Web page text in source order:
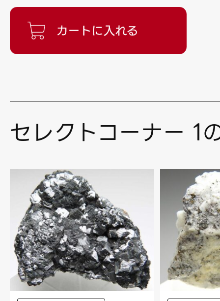
セレクトコーナー 1